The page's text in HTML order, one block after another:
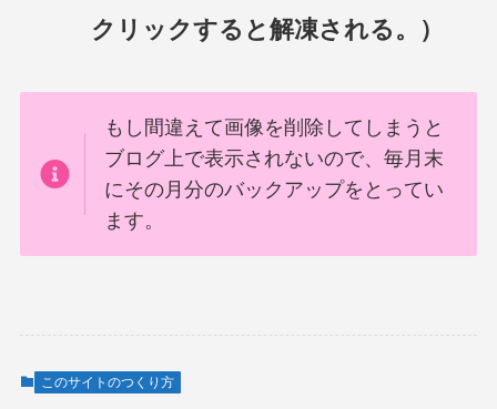
クリックすると解凍される。）
もし間違えて画像を削除してしまうと
ブログ上で表示されないので、毎月末
にその月分のバックアップをとってい
ます。
このサイトのつくり方